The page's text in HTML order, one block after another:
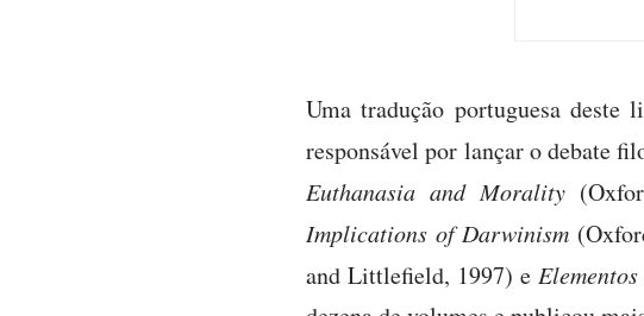
Uma tradução portuguesa deste
responsável por lançar o debate
Euthanasia and Morality
Implications of Darwinism
and Littlefield, 1997) e